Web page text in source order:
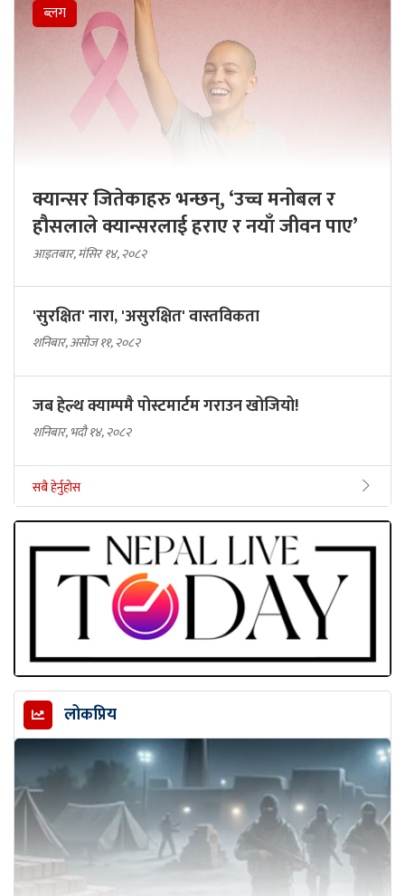
ब्लग
क्यान्सर जितेकाहरु भन्छन्, ‘उच्च मनोबल र
हौसलाले क्यान्सरलाई हराए र नयाँ जीवन पाए’
आइतबार, मंसिर १४, २०८२
'सुरक्षित' नारा, 'असुरक्षित' वास्तविकता
शनिबार, असोज ११, २०८२
जब हेल्थ क्याम्पमै पोस्टमार्टम गराउन खोजियो!
शनिबार, भदौ १४, २०८२
सबै हेर्नुहोस
लोकप्रिय